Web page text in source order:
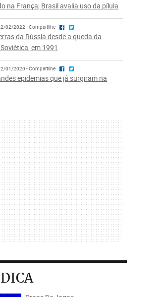
na França; Brasil avalia uso da pílula
02/2022 - Compartilhe
da Rússia desde a queda da
em 1991
01/2020 - Compartilhe
epidemias que já surgiram na